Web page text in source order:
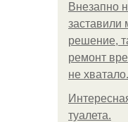
Внезапно
заставили
решение,
ремонт
не хватало.
туалета.